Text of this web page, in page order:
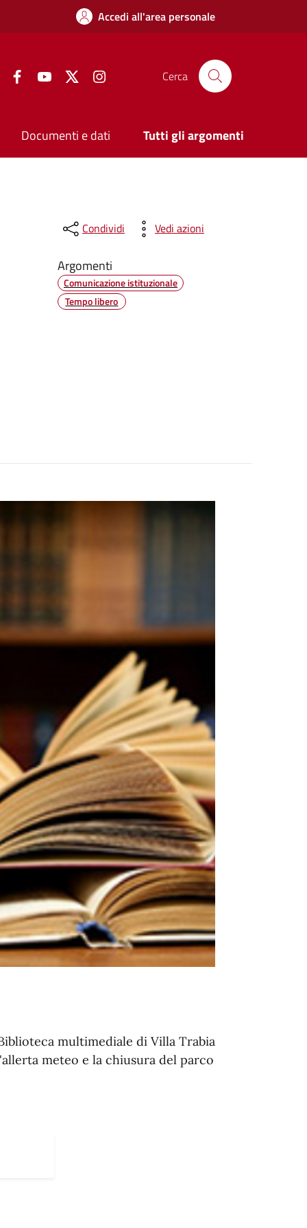
Accedi all'area personale
FacebookYouTube Twitter Cerca
Documenti e dati Tutti gli argomenti
Condividi Vedi azioni
Argomenti
Comunicazione istituzionale
Tempo libero
multimediale di Villa Trabia
meteo e la chiusura del parco